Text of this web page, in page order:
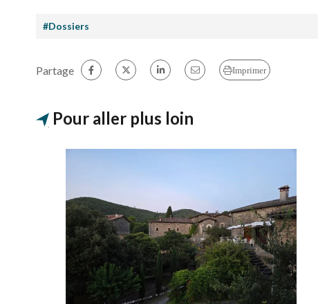
#Dossiers
Partage Imprimer
Pour aller plus loin